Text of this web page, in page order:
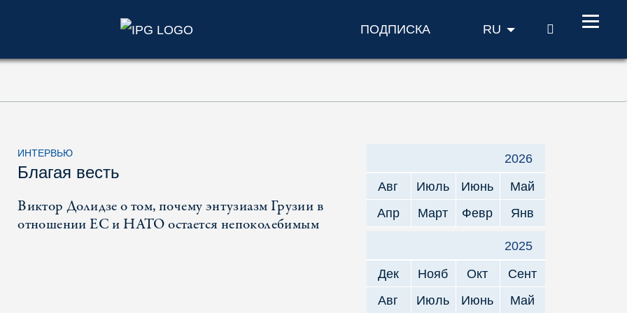
ПОДПИСКА RU ПОИСК
ИНТЕРВЬЮ
Благая весть
Виктор Долидзе о том, почему энтузиазм Грузии в
отношении ЕС и НАТО остается непоколебимым
2026
Авг
Июль Июнь
Май
Апр
Март Февр Янв
2025
Дек
Нояб Окт
Сент
Авг
Июль Июнь
Май